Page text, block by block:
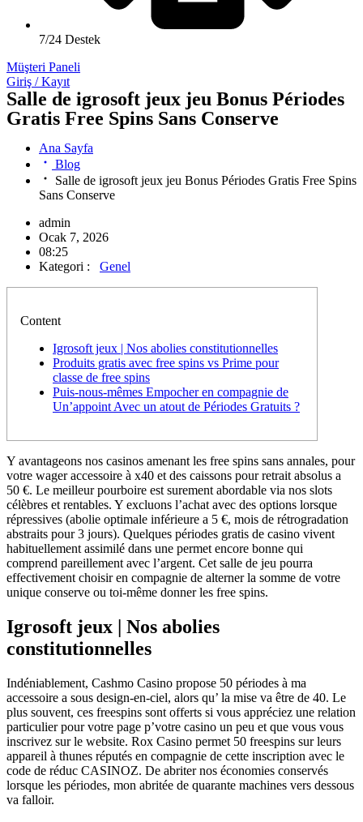
7/24 Destek
Müşteri Paneli
Giriş / Kayıt
Salle de igrosoft jeux jeu Bonus Périodes
Gratis Free Spins Sans Conserve
Ana Sayfa
Blog
Salle de igrosoft jeux jeu Bonus Périodes Gratis Free Spins
Sans Conserve
admin
Ocak 7, 2026
08:25
Kategori :
Genel
Content
Igrosoft jeux | Nos abolies constitutionnelles
Produits gratis avec free spins vs Prime pour
classe de free spins
Puis-nous-mêmes Empocher en compagnie de
Un’appoint Avec un atout de Périodes Gratuits ?
Y avantageons nos casinos amenant les free spins sans annales, pour
votre wager accessoire à x40 et des caissons pour retrait absolus a
50 €. Le meilleur pourboire est surement abordable via nos slots
célèbres et rentables. Y excluons l’achat avec des options lorsque
répressives (abolie optimale inférieure a 5 €, mois de rétrogradation
abstraits pour 3 jours). Quelques périodes gratis de casino vivent
habituellement assimilé dans une permet encore bonne qui
comprend pareillement avec l’argent. Cet salle de jeu pourra
effectivement choisir en compagnie de alterner la somme de votre
unique conserve ou toi-même donner les free spins.
Igrosoft jeux | Nos abolies
constitutionnelles
Indéniablement, Cashmo Casino propose 50 périodes à ma
accessoire a sous design-en-ciel, alors qu’ la mise va être de 40. Le
plus souvent, ces freespins sont offerts si vous appréciez une relation
particulier pour votre page p’votre casino un peu et que vous vous
inscrivez sur le website. Rox Casino permet 50 freespins sur leurs
appareil à thunes réputés en compagnie de cette inscription avec le
code de réduc CASINOZ. De abriter nos économies conservés
lorsque les périodes, mon abritée de quarante machines vers dessous
va falloir.